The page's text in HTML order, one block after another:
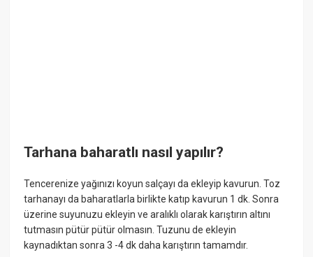
Tarhana baharatlı nasıl yapılır?
Tencerenize yağınızı koyun salçayı da ekleyip kavurun. Toz
tarhanayı da baharatlarla birlikte katıp kavurun 1 dk. Sonra
üzerine suyunuzu ekleyin ve aralıklı olarak karıştırın altını
tutmasın pütür pütür olmasın. Tuzunu de ekleyin
kaynadıktan sonra 3 -4 dk daha karıştırın tamamdır.